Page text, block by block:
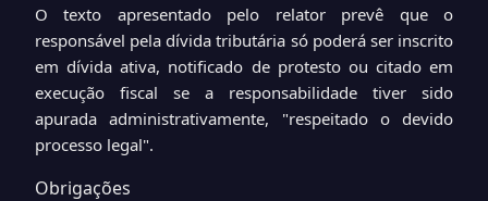
O texto apresentado pelo relator prevê que o
responsável pela dívida tributária só poderá ser inscrito
em dívida ativa, notificado de protesto ou citado em
execução fiscal se a responsabilidade tiver sido
apurada administrativamente, "respeitado o devido
processo legal".
Obrigações